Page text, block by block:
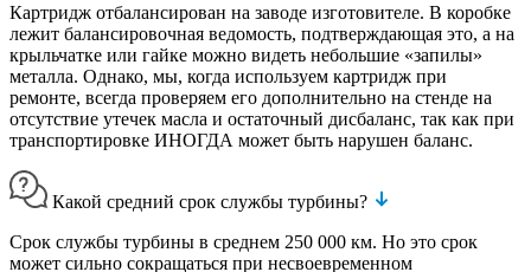
Картридж отбалансирован на заводе изготовителе. В коробке
лежит балансировочная ведомость, подтверждающая это, а на
крыльчатке или гайке можно видеть небольшие «запилы»
металла. Однако, мы, когда используем картридж при
ремонте, всегда проверяем его дополнительно на стенде на
отсутствие утечек масла и остаточный дисбаланс, так как при
транспортировке ИНОГДА может быть нарушен баланс.
Какой средний срок службы турбины?
Срок службы турбины в среднем 250 000 км. Но это срок
может сильно сокращаться при несвоевременном